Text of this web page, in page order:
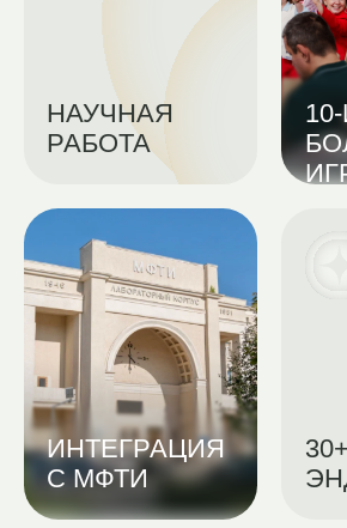
800 000+
АССОЦИАЦИЯ ШКОЛЬНЫХ
СООБЩЕСТВ